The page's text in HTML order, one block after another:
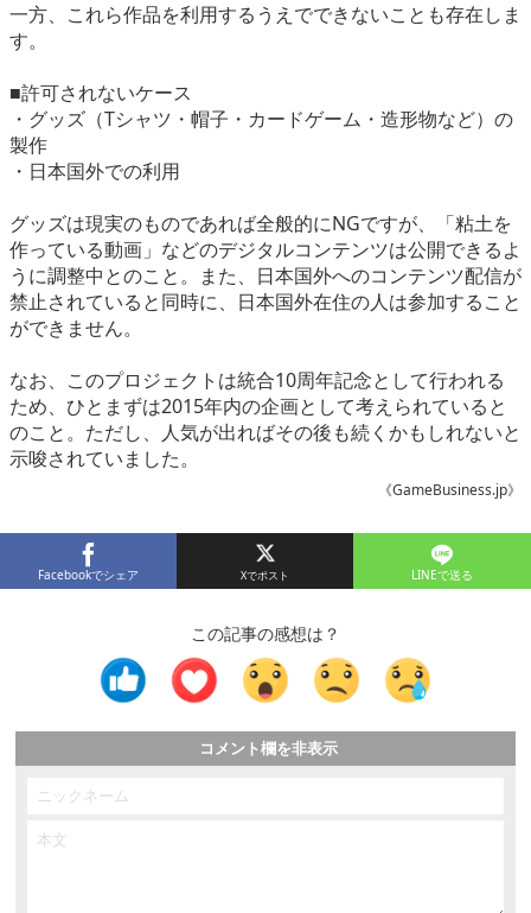
一方、これら作品を利用するうえでできないことも存在しま
す。
■許可されないケース
・グッズ（Tシャツ・帽子・カードゲーム・造形物など）の
製作
・日本国外での利用
グッズは現実のものであれば全般的にNGですが、「粘土を
作っている動画」などのデジタルコンテンツは公開できるよ
うに調整中とのこと。また、日本国外へのコンテンツ配信が
禁止されていると同時に、日本国外在住の人は参加すること
ができません。
なお、このプロジェクトは統合10周年記念として行われる
ため、ひとまずは2015年内の企画として考えられていると
のこと。ただし、人気が出ればその後も続くかもしれないと
示唆されていました。
《GameBusiness.jp》
Facebookでシェア LINEで送る
この記事の感想は？
コメント欄を非表示